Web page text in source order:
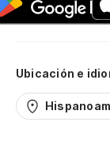
Ubicación e